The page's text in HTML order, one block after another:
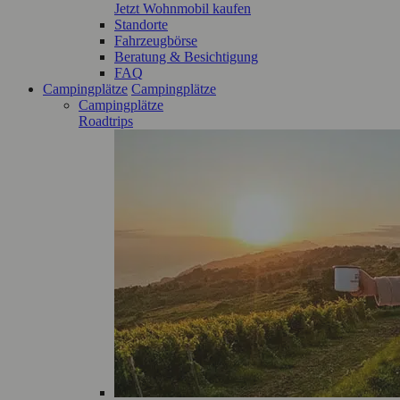
Jetzt Wohnmobil kaufen
Standorte
Fahrzeugbörse
Beratung & Besichtigung
FAQ
Campingplätze Campingplätze
Campingplätze
Roadtrips